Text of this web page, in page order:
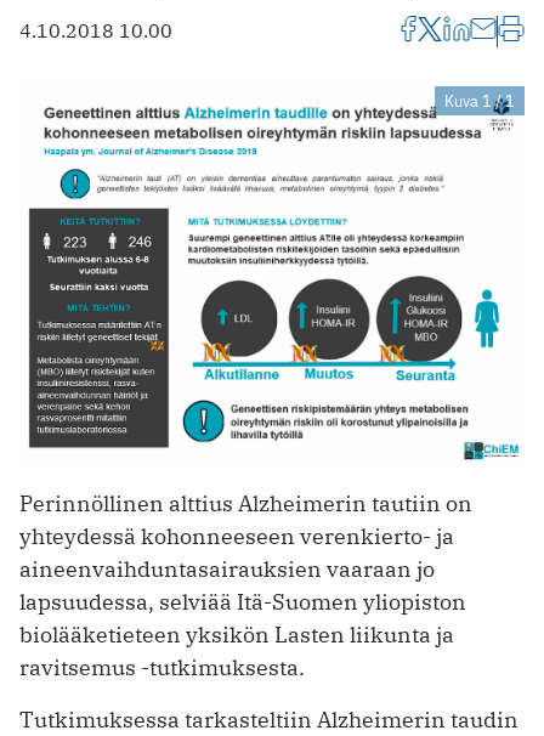
4.10.2018 10.00
Kuva 1 / 1
Perinnöllinen alttius Alzheimerin tautiin on
yhteydessä kohonneeseen verenkierto- ja
aineenvaihduntasairauksien vaaraan jo
lapsuudessa, selviää Itä-Suomen yliopiston
biolääketieteen yksikön Lasten liikunta ja
ravitsemus -tutkimuksesta.
Tutkimuksessa tarkasteltiin Alzheimerin taudin